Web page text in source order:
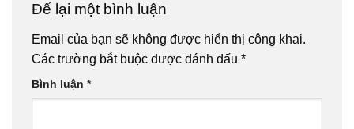
Để lại một bình luận
Email của bạn sẽ không được hiển thị công khai.
Các trường bắt buộc được đánh dấu *
Bình luận *